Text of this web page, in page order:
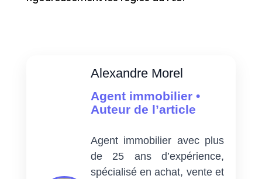
Alexandre Morel
Agent immobilier •
Auteur de l’article
Agent immobilier avec plus
de 25 ans d’expérience,
spécialisé en achat, vente et